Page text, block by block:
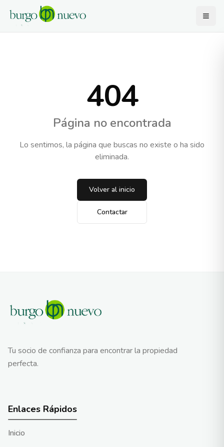
404
Página no encontrada
Lo sentimos, la página que buscas no existe o ha sido
eliminada.
Volver al inicio
Contactar
Tu socio de confianza para encontrar la propiedad
perfecta.
Enlaces Rápidos
Inicio